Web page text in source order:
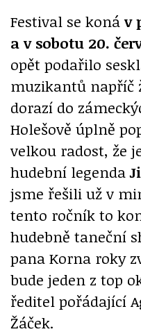
Festival se konáv
a v sobotu 20.
opět podařilo
muzikantů napříč
dorazí do
Holešově úplně
velkou radost, že
hudební legenda
jsme řešili už v
tento ročník to
hudebně taneční
pana Korna roky
bude jeden z top
ředitel pořádající
Žáček.